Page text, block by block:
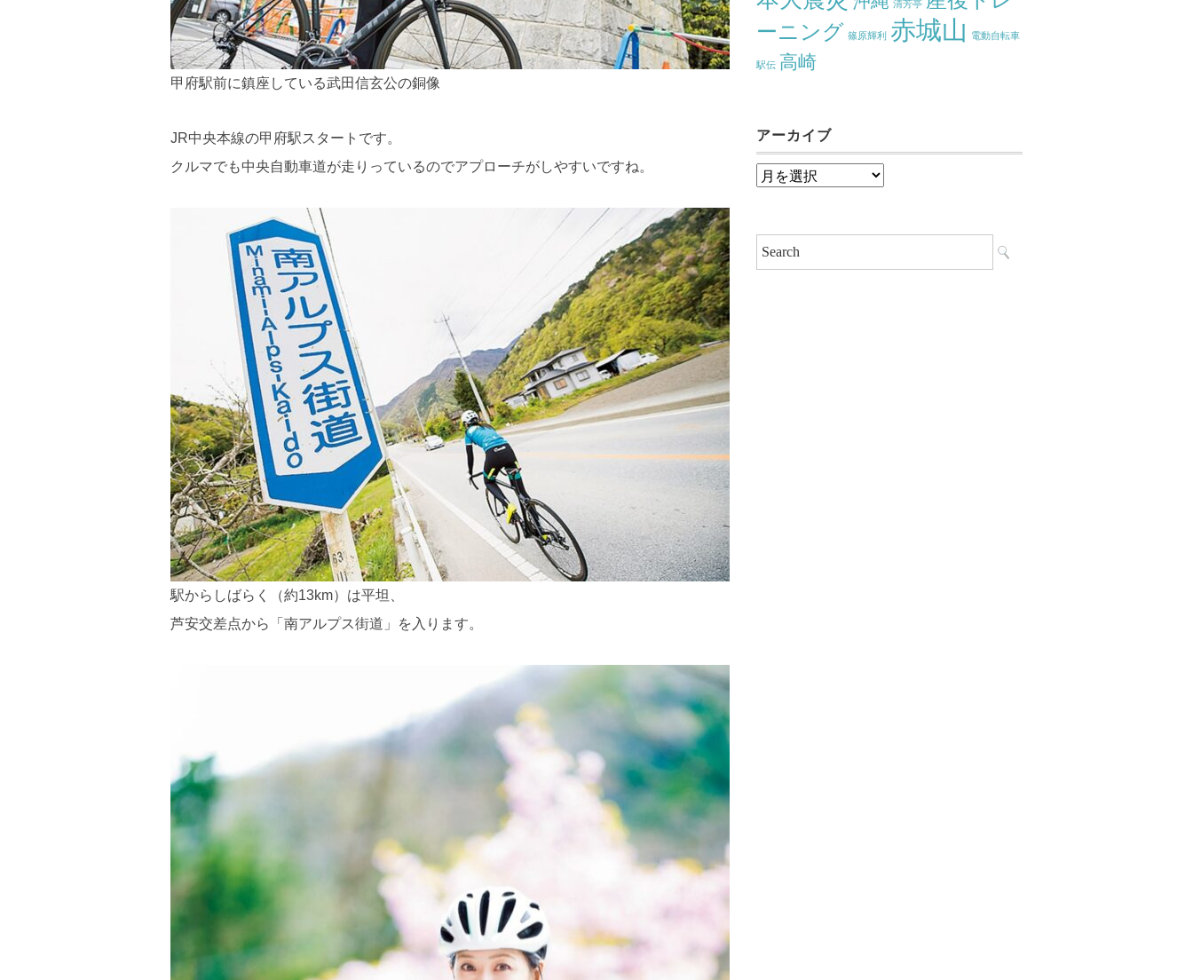
甲府駅前に鎮座している武田信玄公の銅像
JR中央本線の甲府駅スタートです。
クルマでも中央自動車道が走りっているのでアプローチがしやすいですね。
駅からしばらく（約13km）は平坦、
芦安交差点から「南アルプス街道」を入ります。
清芳亭
ーニング 篠原輝利 赤城山 電動自転車
駅伝 高崎
アーカイブ
ア
イ